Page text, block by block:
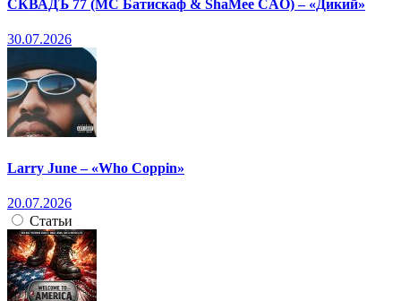
СКВАДЪ 77 (МС Батискаф & ShaMee CAO) – «Дикий»
30.07.2026
Larry June – «Who Coppin»
20.07.2026
Статьи